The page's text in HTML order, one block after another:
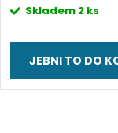
cena:Skladem 2 ks
JEBNI TO DO